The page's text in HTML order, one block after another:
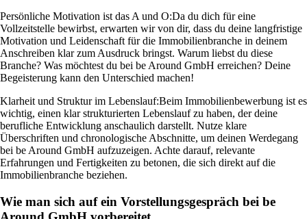
Persönliche Motivation ist das A und O:Da du dich für eine
Vollzeitstelle bewirbst, erwarten wir von dir, dass du deine langfristige
Motivation und Leidenschaft für die Immobilienbranche in deinem
Anschreiben klar zum Ausdruck bringst. Warum liebst du diese
Branche? Was möchtest du bei be Around GmbH erreichen? Deine
Begeisterung kann den Unterschied machen!
Klarheit und Struktur im Lebenslauf:Beim Immobilienbewerbung ist es
wichtig, einen klar strukturierten Lebenslauf zu haben, der deine
berufliche Entwicklung anschaulich darstellt. Nutze klare
Überschriften und chronologische Abschnitte, um deinen Werdegang
bei be Around GmbH aufzuzeigen. Achte darauf, relevante
Erfahrungen und Fertigkeiten zu betonen, die sich direkt auf die
Immobilienbranche beziehen.
Wie man sich auf ein Vorstellungsgespräch bei be